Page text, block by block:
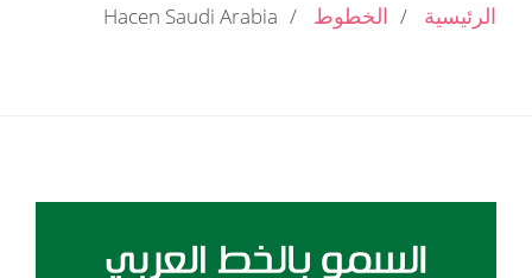
الرئيسية الخطوط Hacen Saudi Arabia